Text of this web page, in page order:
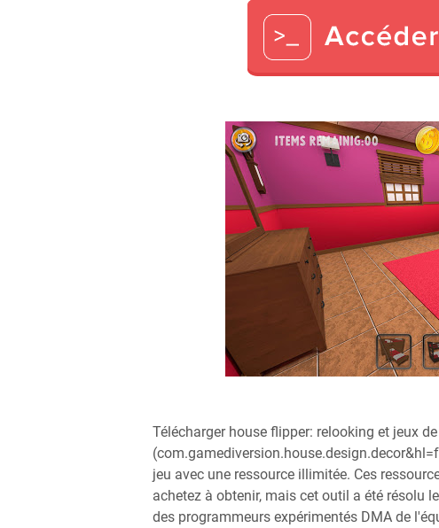
Télécharger house flipper: relooking et jeux
jeu avec une ressource illimitée. Ces
achetez à obtenir, mais cet outil a été résolu
des programmeurs expérimentés DMA de